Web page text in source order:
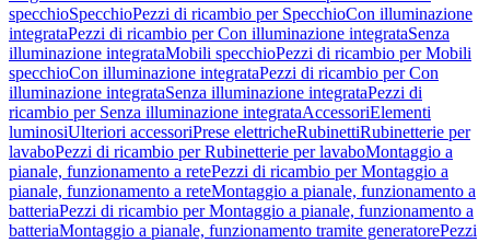
specchioSpecchioPezzi di ricambio per SpecchioCon illuminazione
integrataPezzi di ricambio per Con illuminazione integrataSenza
illuminazione integrataMobili specchioPezzi di ricambio per Mobili
specchioCon illuminazione integrataPezzi di ricambio per Con
illuminazione integrataSenza illuminazione integrataPezzi di
ricambio per Senza illuminazione integrataAccessoriElementi
luminosiUlteriori accessoriPrese elettricheRubinettiRubinetterie per
lavaboPezzi di ricambio per Rubinetterie per lavaboMontaggio a
pianale, funzionamento a retePezzi di ricambio per Montaggio a
pianale, funzionamento a reteMontaggio a pianale, funzionamento a
batteriaPezzi di ricambio per Montaggio a pianale, funzionamento a
batteriaMontaggio a pianale, funzionamento tramite generatorePezzi